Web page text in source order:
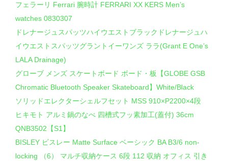
フェラーリ Ferrari 腕時計 FERRARI XX KERS Men’s
watches 0830307
ドレナージュスパッツハイウエストブラックドレナージュハ
イウエストスパッツグラントイーワンズ ララ(Grant E One’s
LALA Drainage)
グローブ メンズ スケートボード ボード・板【GLOBE GSB
Chromatic Bluetooth Speaker Skateboard】White/Black
ソリッドエレクターシェルフセット MSS 910×P2200×4段
ヒキモト アルミ鍋のなべ 四槽式フッ素加工(蓋付) 36cm
QNB3502【S1】
BISLEY ビスレー Matte Surface ベーシック BA B3/6 non-
locking （6） マルチ収納ケース 6段 112 収納 オフィス 引き